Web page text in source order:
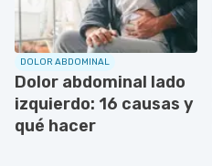
DOLOR ABDOMINAL
Dolor abdominal lado
izquierdo: 16 causas y
qué hacer